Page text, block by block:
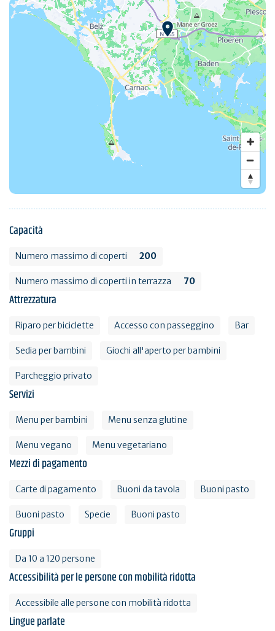
Capacità
Numero massimo di coperti 200
Numero massimo di coperti in terrazza 70
Attrezzatura
Riparo per biciclette Accesso con passeggino Bar
Sedia per bambini Giochi all'aperto per bambini
Parcheggio privato
Servizi
Menu per bambini Menu senza glutine
Menu vegano Menu vegetariano
Mezzi di pagamento
Carte di pagamento Buoni da tavola Buoni pasto
Buoni pasto Specie Buoni pasto
Gruppi
Da 10 a 120 persone
Accessibilità per le persone con mobilità ridotta
Accessibile alle persone con mobilità ridotta
Lingue parlate